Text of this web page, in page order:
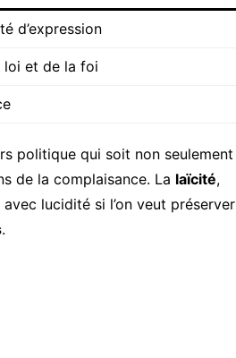
d’expression
loi et de la foi
politique qui soit non seulement
de la complaisance. La laïcité,
lucidité si l’on veut préserver
.